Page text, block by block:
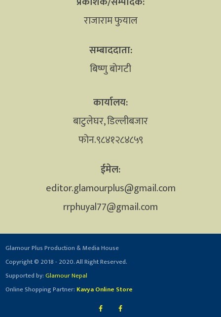
राजाराम फुयाल
सम्बाददाता:
बिष्णु बोगटी
कार्यालय:
बाटुलेघर, डिल्लीबजार
फोन.९८४१२८४८५९
ईमेल:
editor.glamourplus@gmail.com
rrphuyal77@gmail.com
Glamour Plus Production & Media House
Copyright © 2018 - 2020. All Right Reserved.
Supported by:Glamour Nepal
Online Shopping Partner: Kavya Online Store